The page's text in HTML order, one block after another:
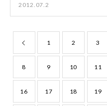
2012.07.2
1 2 3
8 9 10 11
16 17 18 19